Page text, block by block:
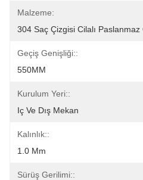
Malzeme:
304 Saç Çizgisi Cilalı Paslanmaz
Geçiş Genişliği::
550MM
Kurulum Yeri::
Iç Ve Dış Mekan
Kalınlık::
1.0 Mm
Sürüş Gerilimi::